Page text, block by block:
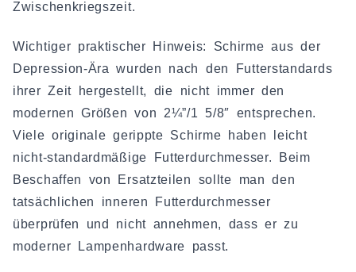
Zwischenkriegszeit.
Wichtiger praktischer Hinweis: Schirme aus der
Depression-Ära wurden nach den Futterstandards
ihrer Zeit hergestellt, die nicht immer den
modernen Größen von 2¼”/1 5/8″ entsprechen.
Viele originale gerippte Schirme haben leicht
nicht-standardmäßige Futterdurchmesser. Beim
Beschaffen von Ersatzteilen sollte man den
tatsächlichen inneren Futterdurchmesser
überprüfen und nicht annehmen, dass er zu
moderner Lampenhardware passt.